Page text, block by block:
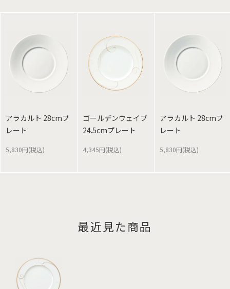
アラカルト 28cmプ
レート
5,830円(税込)
ゴールデンウェイブ
24.5cmプレート
4,345円(税込)
アラカルト 28cmプ
レート
5,830円(税込)
最近見た商品